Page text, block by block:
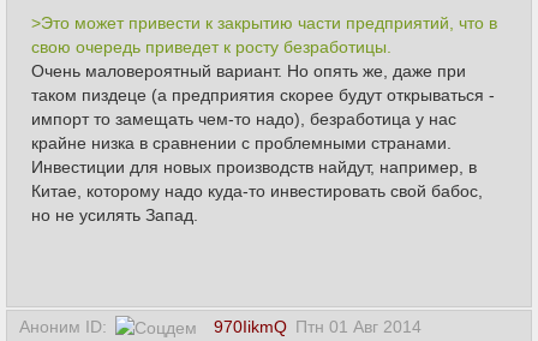
>Это может привести к закрытию части предприятий, что в
свою очередь приведет к росту безработицы.
Очень маловероятный вариант. Но опять же, даже при
таком пиздеце (а предприятия скорее будут открываться -
импорт то замещать чем-то надо), безработица у нас
крайне низка в сравнении с проблемными странами.
Инвестиции для новых производств найдут, например, в
Китае, которому надо куда-то инвестировать свой бабос,
но не усилять Запад.
Аноним ID: 970IikmQ Птн 01 Авг 2014